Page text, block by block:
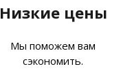
Низкие цены
Мы поможем вам
сэкономить.